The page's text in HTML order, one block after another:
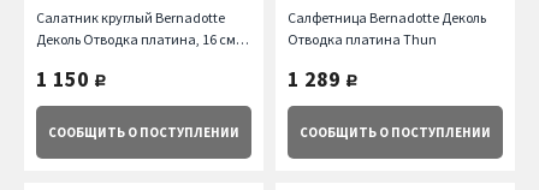
Салатник круглый Bernadotte
Деколь Отводка платина, 16 см
1 150 руб.
СООБЩИТЬ О ПОСТУПЛЕНИИ
Салфетница Bernadotte Деколь
Отводка платина Thun
1 289 руб.
СООБЩИТЬ О ПОСТУПЛЕНИИ